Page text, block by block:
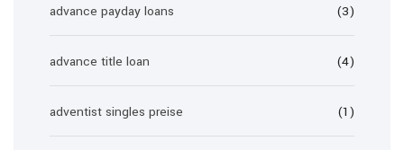
advance payday loans (3)
advance title loan (4)
adventist singles preise (1)